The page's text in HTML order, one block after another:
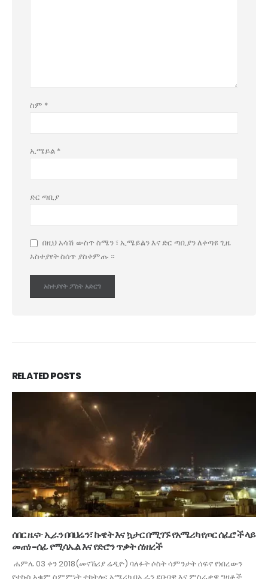
ስም *
ኢሜይል *
ድር ጣቢያ
በዚህ አሳሽ ውስጥ ስሜን ፣ ኢሜይልን እና ድር ጣቢያን ለቀጣዩ ጊዜ
አስተያየት ስሰጥ ያስቀምጡ ።
RELATEDPOSTS
ሰበር ዜና፦ ኢራን በባህሬን፣ ኩዌት እና ኳታር በሚገኙ የአሜሪካ የጦር ሰፈሮች ላይ
መጠነ-ሰፊ የሚሳኤል እና የድሮን ጥቃት ሰነዘረች
ሐምሌ 03 ቀን 2018(መናኸሪያ ሬዲዮ) ባለፉት ሶስት ሳምንታት ሰፍኖ የነበረውን